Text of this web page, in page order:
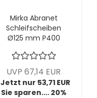
Mirka Abranet
Schleifscheiben
Ø125 mm P400
Stck/Pck
UVP 67,14 EUR
Jetzt nur 53,71 EUR
Sie sparen.... 20%